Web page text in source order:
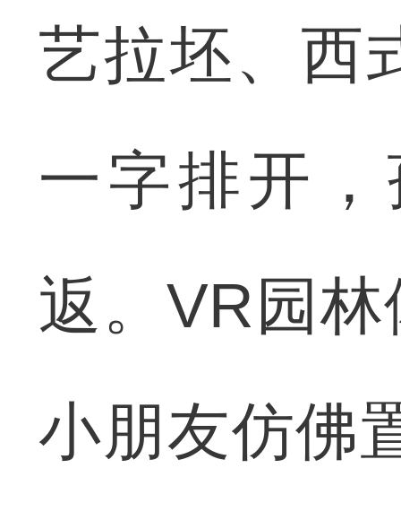
艺拉坯、西
一字排开
返。VR园
小朋友仿佛